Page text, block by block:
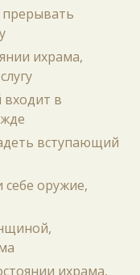
прерывать
ихрама,
входит в
вступающий
себе оружие,
ихрама,